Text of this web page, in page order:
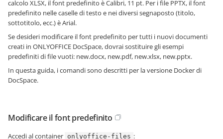
calcolo XLSX, il font predefinito è Calibri, 11 pt. Per i file PPTX, il font
predefinito nelle caselle di testo e nei diversi segnaposto (titolo,
sottotitolo, ecc.) è Arial.
Se desideri modificare il font predefinito per tutti i nuovi documenti
creati in ONLYOFFICE DocSpace, dovrai sostituire gli esempi
predefiniti di file vuoti: new.docx, new.pdf, new.xlsx, new.pptx.
In questa guida, i comandi sono descritti per la versione Docker di
DocSpace.
Modificare il font predefinito
Accedi al container onlyoffice-files :